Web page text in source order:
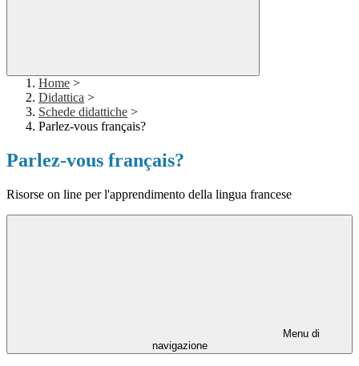
Home >
Didattica >
Schede didattiche >
Parlez-vous français?
Parlez-vous français?
Risorse on line per l'apprendimento della lingua francese
Menu di
navigazione